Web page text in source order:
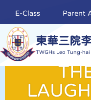
東華三院
TWGHs Leo Tung-
E-Class Parent